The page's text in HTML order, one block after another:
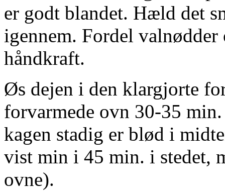
er godt blandet. Hæld det
igennem. Fordel
håndkraft.
Øs dejen i den klargjorte
forvarmede ovn 30-35
kagen stadig er blød i
vist min i 45 min. i stedet,
ovne).